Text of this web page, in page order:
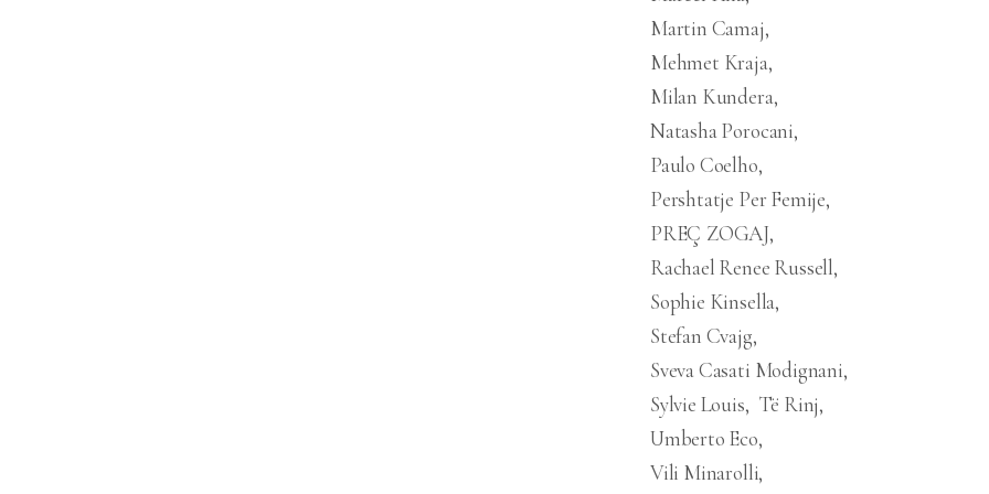
Martin Camaj
Mehmet Kraja
Milan Kundera
Natasha Porocani
Paulo Coelho
Pershtatje Per Femije
PREÇ ZOGAJ
Rachael Renee Russell
Sophie Kinsella
Stefan Cvajg
Sveva Casati Modignani
Sylvie Louis
Të Rinj
Umberto Eco
Vili Minarolli